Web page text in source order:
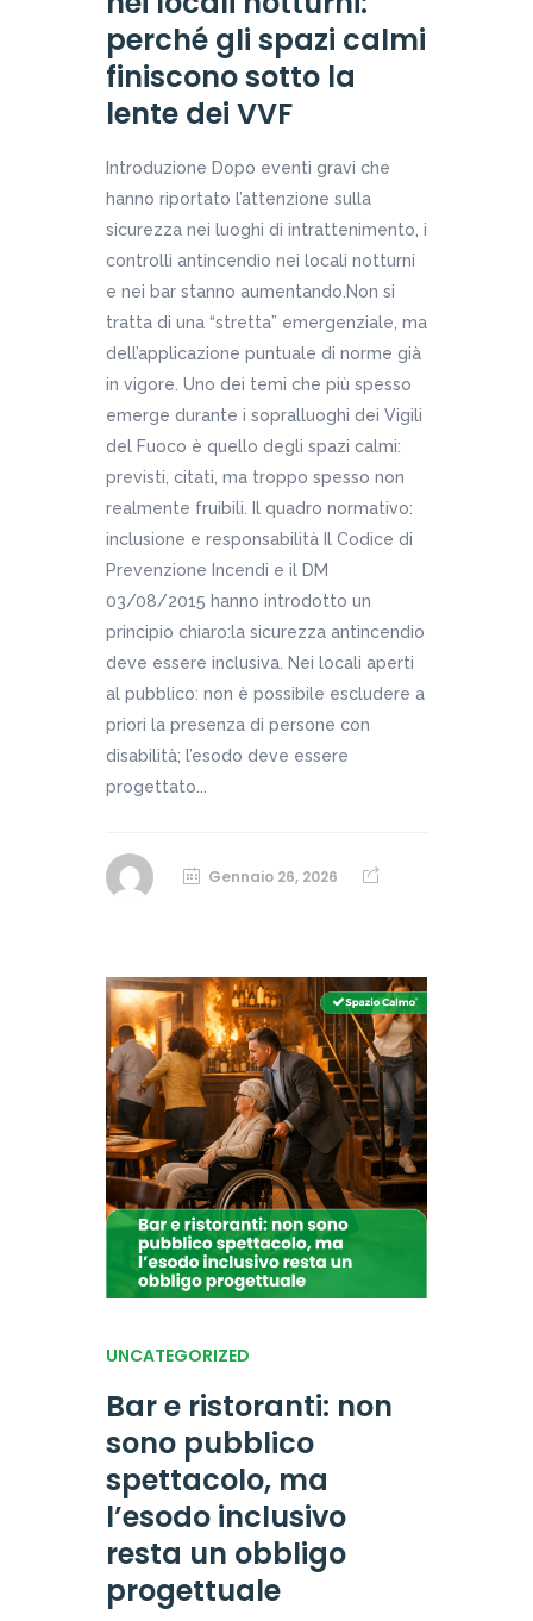
perché gli spazi calmi
finiscono sotto la
lente dei VVF
Introduzione Dopo eventi gravi che
hanno riportato l’attenzione sulla
sicurezza nei luoghi di intrattenimento, i
controlli antincendio nei locali notturni
e nei bar stanno aumentando.Non si
tratta di una “stretta” emergenziale, ma
dell’applicazione puntuale di norme già
in vigore. Uno dei temi che più spesso
emerge durante i sopralluoghi dei Vigili
del Fuoco è quello degli spazi calmi:
previsti, citati, ma troppo spesso non
realmente fruibili. Il quadro normativo:
inclusione e responsabilità Il Codice di
Prevenzione Incendi e il DM
03/08/2015 hanno introdotto un
principio chiaro:la sicurezza antincendio
deve essere inclusiva. Nei locali aperti
al pubblico: non è possibile escludere a
priori la presenza di persone con
disabilità; l’esodo deve essere
progettato...
Gennaio 26, 2026
UNCATEGORIZED
Bar e ristoranti: non
sono pubblico
spettacolo, ma
l’esodo inclusivo
resta un obbligo
progettuale